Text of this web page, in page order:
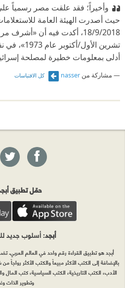
وأخيراً؛ فقد علقت مصر رسمياً
حيث أصدرت الهيئة العامة
18/9/2018، أكدت فيه أن
تشرين الأول/
أدلى بمعلومات خطيرة لمصلحة
مشاركة من nasser كل الاقتباسات
حمّل تطبيق
أبجد: أسلوب جديد
أبجد هو تطبيق القراءة رقم واحد في العالم العربي.
بالإضافة إلى الكتب الأكثر مبيعاً والكتب الأكثر
الأدب، الكتب التاريخية، الكتب السياسية، كتب المال
وتطوير الذات